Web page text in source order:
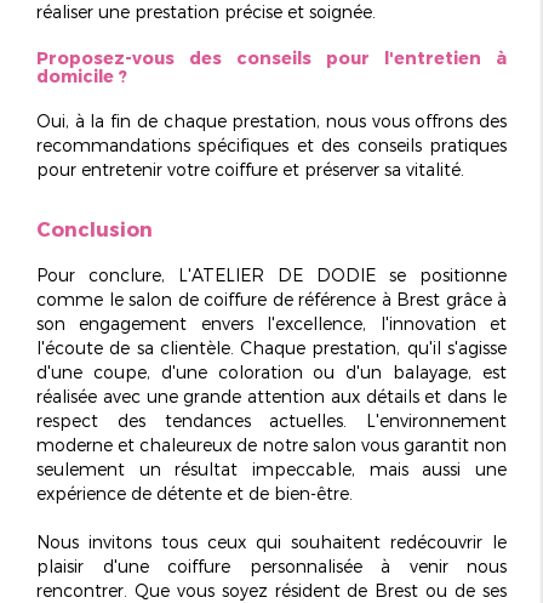
réaliser une prestation précise et soignée
Proposez-vous des conseils pour l'entretien à
domicile ?
Oui, à la fin de chaque prestation, nous vous offrons des
recommandations spécifiques et des conseils pratiques
pour entretenir votre coiffure et préserver sa vitalité.
Conclusion
Pour conclure, L'ATELIER DE DODIE se positionne
comme le salon de coiffure de référence à Brest grâce à
son engagement envers l'excellence, l'innovation et
l'écoute de sa clientèle. Chaque prestation, qu'il s'agisse
d'une coupe, d'une coloration ou d'un balayage, est
réalisée avec une grande attention aux détails et dans le
respect des tendances actuelles. L'environnement
moderne et chaleureux de notre salon vous garantit non
seulement un résultat impeccable, mais aussi une
expérience de détente et de bien-être.
Nous invitons tous ceux qui souhaitent redécouvrir le
plaisir d'une coiffure personnalisée à venir nous
rencontrer. Que vous soyez résident de Brest ou de ses